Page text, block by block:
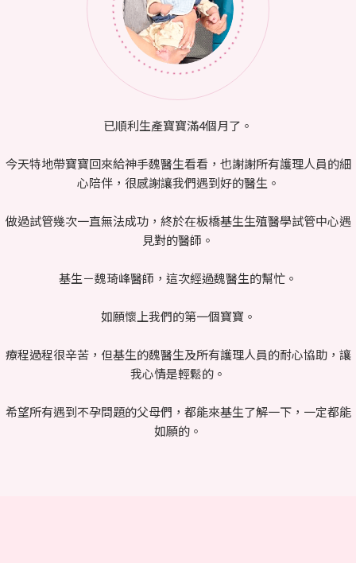
已順利生產寶寶滿4個月了。
今天特地帶寶寶回來給神手魏醫生看看，也謝謝所有護理人員的細
心陪伴，很感謝讓我們遇到好的醫生。
做過試管幾次一直無法成功，終於在板橋基生生殖醫學試管中心遇
見對的醫師。
基生－魏琦峰醫師，這次經過魏醫生的幫忙。
如願懷上我們的第一個寶寶。
療程過程很辛苦，但基生的魏醫生及所有護理人員的耐心協助，讓
我心情是輕鬆的。
希望所有遇到不孕問題的父母們，都能來基生了解一下，一定都能
如願的。